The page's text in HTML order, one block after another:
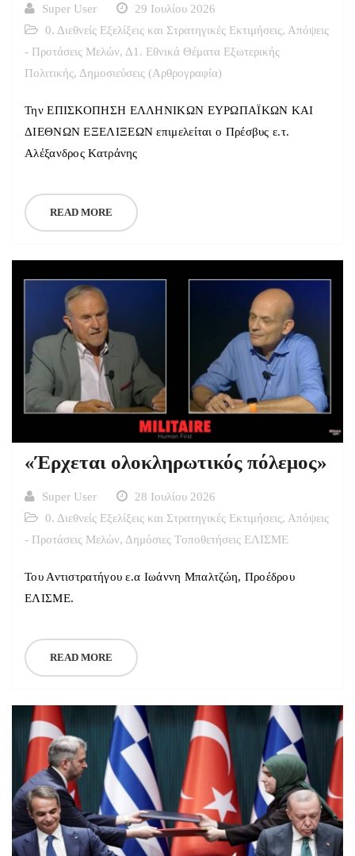
Super User
29 Ιουλίου 2026
0. Διεθνείς Εξελίξεις και Στρατηγικές Εκτιμήσεις, Απόψεις
- Προτάσεις Μελών, Δ1. Εθνικά Θέματα Εξωτερικής
Πολιτικής, Δημοσιεύσεις (Αρθρογραφία)
Την ΕΠΙΣΚΟΠΗΣΗ ΕΛΛΗΝΙΚΩΝ ΕΥΡΩΠΑΪΚΩΝ ΚΑΙ
ΔΙΕΘΝΩΝ ΕΞΕΛΙΞΕΩΝ επιμελείται ο Πρέσβυς ε.τ.
Αλέξανδρος Κατράνης
READ MORE
«Έρχεται ολοκληρωτικός πόλεμος»
Super User
28 Ιουλίου 2026
0. Διεθνείς Εξελίξεις και Στρατηγικές Εκτιμήσεις, Απόψεις
- Προτάσεις Μελών, Δημόσιες Tοποθετήσεις ΕΛΙΣΜΕ
Του Αντιστρατήγου ε.α Ιωάννη Μπαλτζώη, Προέδρου
ΕΛΙΣΜΕ.
READ MORE